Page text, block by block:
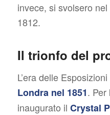
invece, si svolsero
1812.
Il trionfo del
L’era delle
Londra nel 1851. Per
inaugurato il Crystal